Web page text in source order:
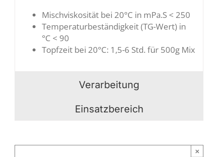
Mischviskosität bei 20°C in mPa.S < 250
Temperaturbeständigkeit (TG-Wert) in
°C < 90
Topfzeit bei 20°C: 1,5-6 Std. für 500g Mix
Verarbeitung
Einsatzbereich
×